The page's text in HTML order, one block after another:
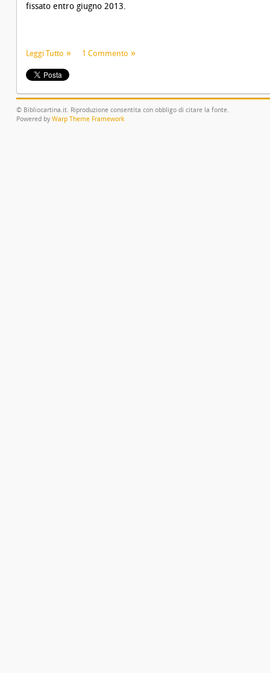
fissato entro giugno 2013.
Leggi Tutto 1 Commento
© Bibliocartina.it. Riproduzione consentita con obbligo di citare la fonte.
Powered by Warp Theme Framework